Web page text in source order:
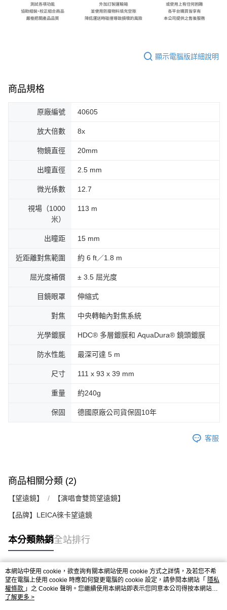
顯示電腦版詳細說明
商品規格
原廠編號 40605
放大倍數 8x
物鏡直徑 20mm
出瞳直徑 2.5 mm
微光係數 12.7
視場（1000
米）
113 m
出瞳距 15 mm
近距離對焦範圍 約 6 ft／1.8 m
屈光度補償 ± 3.5 屈光度
目鏡眼罩 伸縮式
對焦 中央轉軸內對焦系統
光學鍍膜 HDC® 多層鍍膜和 AquaDura® 鏡頭鍍膜
防水性能 最深可達 5 m
尺寸 111 x 93 x 39 mm
重量 約240g
保固 德國原廠公司貨保固10年
客服
商品相關分類 (2)
【望遠鏡】 【演唱會雙筒望遠鏡】
【品牌】LEICA徠卡望遠鏡
本分類熱銷全站排行
熱門標籤
本網站中使用 cookie，欲查詢有關本網站使用 cookie 方式之詳情，及若您不希
望在電腦上使用 cookie 時應如何變更電腦的 cookie 設定，請參閱本網站「 隱私
權條款 」之 Cookie 聲明。您繼續使用本網站即表示您同意本公司得按本網站使
用條款之 Cookie 聲明使用 cookie。
了解更多 >